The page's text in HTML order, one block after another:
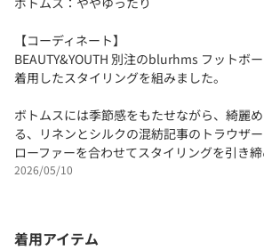
【コーディネート】
BEAUTY&YOUTH 別注のblurhms フットボ
着用したスタイリングを組みました。
ボトムスには季節感をもたせながら、綺麗
る、リネンとシルクの混紡記事のトラウザ
ローファーを合わせてスタイリングを引き締
2026/05/10
着用アイテム